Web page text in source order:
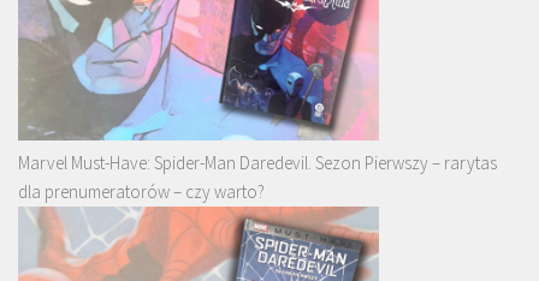
Marvel Must-Have: Spider-Man Daredevil. Sezon Pierwszy – rarytas
dla prenumeratorów – czy warto?